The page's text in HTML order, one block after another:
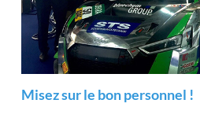
Misez sur le bon personnel !